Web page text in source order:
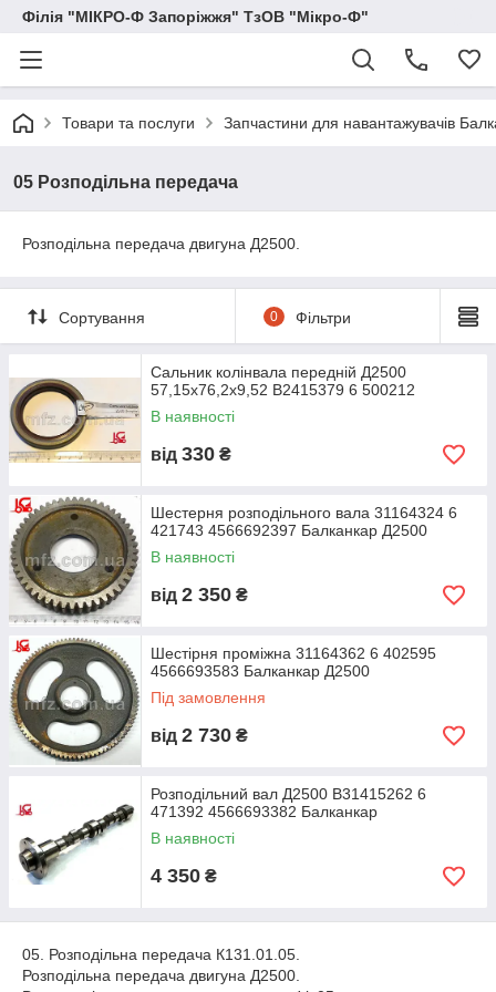
Філія "МІКРО-Ф Запоріжжя" ТзОВ "Мікро-Ф"
Товари та послуги Запчастини для навантажувачів
05 Розподільна передача
Розподільна передача двигуна Д2500.
Сортування 0 Фільтри
Сальник колінвала передній Д2500
57,15х76,2х9,52 В2415379 6 500212
В наявності
від 330 ₴
Шестерня розподільного вала 31164324 6
421743 4566692397 Балканкар Д2500
В наявності
від 2 350 ₴
Шестірня проміжна 31164362 6 402595
4566693583 Балканкар Д2500
Під замовлення
від 2 730 ₴
Розподільний вал Д2500 В31415262 6
471392 4566693382 Балканкар
В наявності
4 350 ₴
05. Розподільна передача К131.01.05.
Розподільна передача двигуна Д2500.